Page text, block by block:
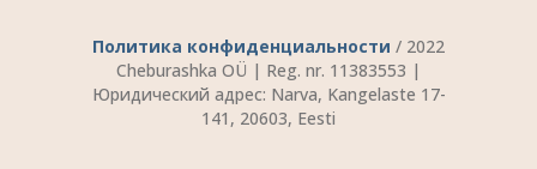
Политика конфиденциальности / 2022
Cheburashka OÜ | Reg. nr. 11383553 |
Юридический адрес: Narva, Kangelaste 17-
141, 20603, Eesti